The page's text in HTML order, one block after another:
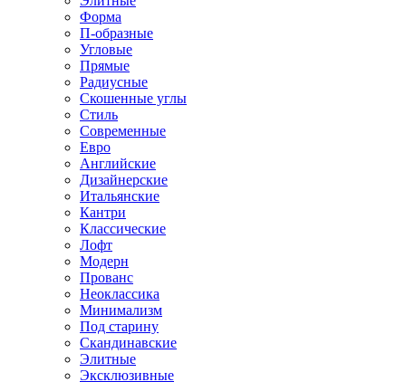
Форма
П-образные
Угловые
Прямые
Радиусные
Скошенные углы
Стиль
Современные
Евро
Английские
Дизайнерские
Итальянские
Кантри
Классические
Лофт
Модерн
Прованс
Неоклассика
Минимализм
Под старину
Скандинавские
Элитные
Эксклюзивные